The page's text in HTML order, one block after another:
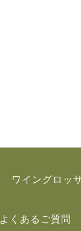
ワイングロッ
よくあるご質問